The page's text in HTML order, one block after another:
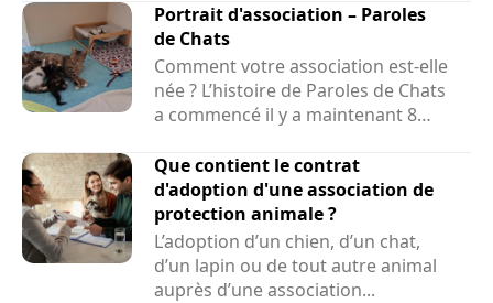
Portrait d'association – Paroles
de Chats
Comment votre association est-elle
née ? L’histoire de Paroles de Chats
a commencé il y a maintenant 8
Que contient le contrat
d'adoption d'une association de
protection animale ?
L’adoption d’un chien, d’un chat,
d’un lapin ou de tout autre animal
auprès d’une association...